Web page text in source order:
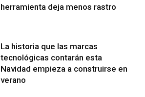
herramienta deja menos rastro
La historia que las marcas
tecnológicas contarán esta
Navidad empieza a construirse en
verano